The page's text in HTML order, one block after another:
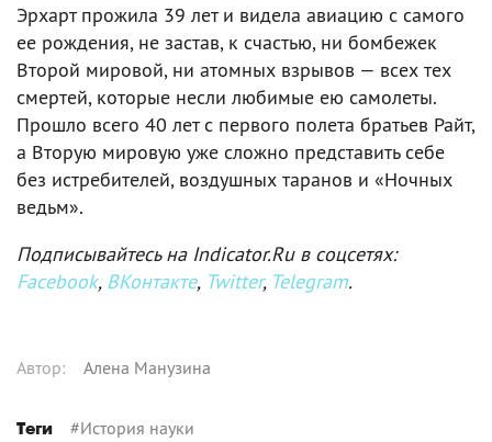
Эрхарт прожила 39 лет и видела авиацию с самого
ее рождения, не застав, к счастью, ни бомбежек
Второй мировой, ни атомных взрывов — всех тех
смертей, которые несли любимые ею самолеты.
Прошло всего 40 лет с первого полета братьев Райт,
а Вторую мировую уже сложно представить себе
без истребителей, воздушных таранов и «Ночных
ведьм».
Подписывайтесь на Indicator.Ru в соцсетях:
Facebook, ВКонтакте, Twitter, Telegram.
Автор: Алена Манузина
Теги #История науки